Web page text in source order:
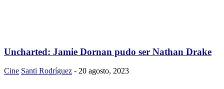
Uncharted: Jamie Dornan pudo ser Nathan Drake
Cine Santi Rodríguez - 20 agosto, 2023